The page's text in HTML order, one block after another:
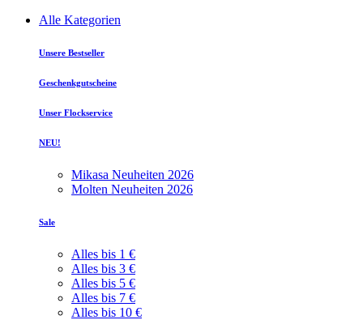
Alle Kategorien
Unsere Bestseller
Geschenkgutscheine
Unser Flockservice
NEU!
Mikasa Neuheiten 2026
Molten Neuheiten 2026
Sale
Alles bis 1 €
Alles bis 3 €
Alles bis 5 €
Alles bis 7 €
Alles bis 10 €